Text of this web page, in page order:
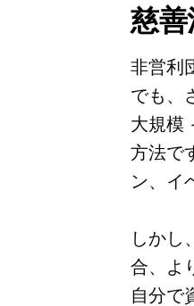
慈
非営利
でも、
大規模
方法で
ン、イ
しかし
合、よ
自分で